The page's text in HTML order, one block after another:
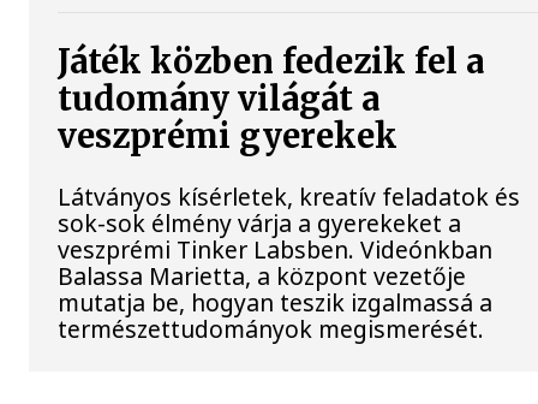
Játék közben fedezik fel a
tudomány világát a
veszprémi gyerekek
Látványos kísérletek, kreatív feladatok és
sok-sok élmény várja a gyerekeket a
veszprémi Tinker Labsben. Videónkban
Balassa Marietta, a központ vezetője
mutatja be, hogyan teszik izgalmassá a
természettudományok megismerését.